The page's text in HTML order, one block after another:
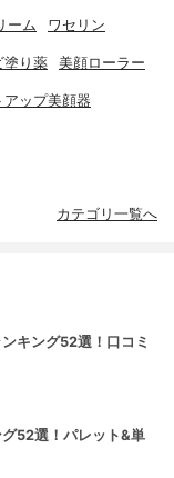
ーム ワセリン
塗り薬 美顔ローラー
アップ美顔器
カテゴリ一覧へ
キング52選！口コミ
52選！パレット&単